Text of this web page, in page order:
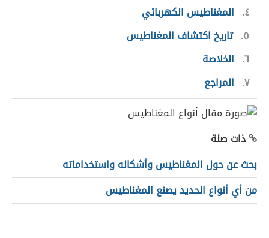
٤
المغناطيس الكهربائي
٥ تاريخ اكتشاف المغناطيس
٦ الخلاصة
٧ المراجع
ذات صلة
بحث عن حول المغناطيس وأشكاله واستخداماته
من أي أنواع الحديد يصنع المغناطيس